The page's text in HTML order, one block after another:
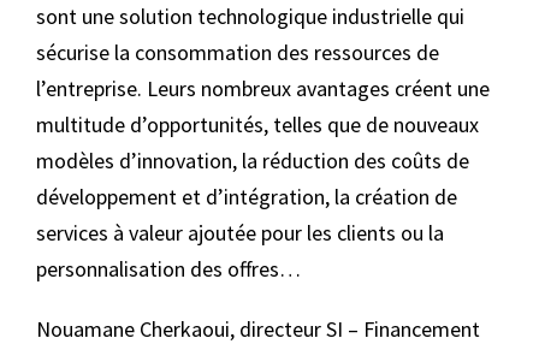
sont une solution technologique industrielle qui
sécurise la consommation des ressources de
l’entreprise. Leurs nombreux avantages créent une
multitude d’opportunités, telles que de nouveaux
modèles d’innovation, la réduction des coûts de
développement et d’intégration, la création de
services à valeur ajoutée pour les clients ou la
personnalisation des offres…
Nouamane Cherkaoui, directeur SI – Financement